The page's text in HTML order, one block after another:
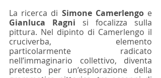
La ricerca di Simone Camerlengo
Gianluca Ragni si focalizza sulla
pittura. Nel dipinto di Camerlengo il
cruciverba, elemento
particolarmente radicato
nell’immaginario collettivo, diventa
pretesto per un’esplorazione della